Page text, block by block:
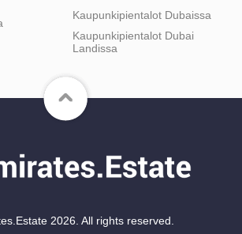
Kaupunkipientalot Dubaissa
Kaupunkipientalot Dubai
Landissa
2026. All rights reserved.